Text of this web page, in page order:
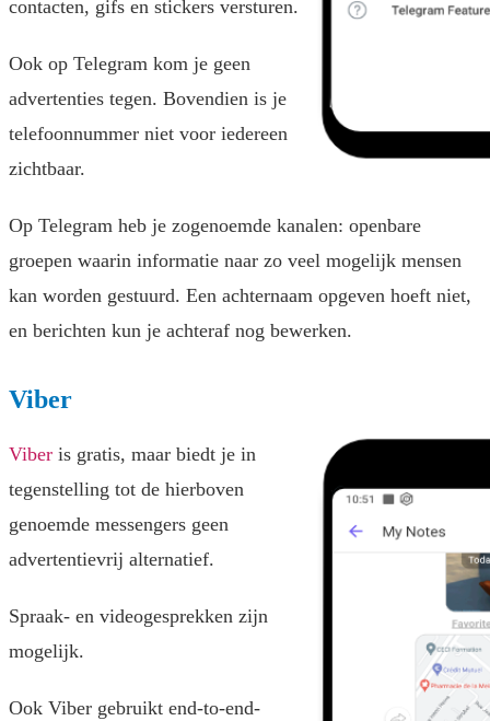
contacten, gifs en stickers versturen.
Ook op Telegram kom je geen
advertenties tegen. Bovendien is je
telefoonnummer niet voor iedereen
zichtbaar.
Op Telegram heb je zogenoemde kanalen: openbare
groepen waarin informatie naar zo veel mogelijk mensen
kan worden gestuurd. Een achternaam opgeven hoeft niet,
en berichten kun je achteraf nog bewerken.
Viber
Viber is gratis, maar biedt je in
tegenstelling tot de hierboven
genoemde messengers geen
advertentievrij alternatief.
Spraak- en videogesprekken zijn
mogelijk.
Ook Viber gebruikt end-to-end-